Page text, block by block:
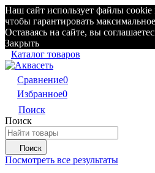
Наш сайт использует файлы
чтобы гарантировать
Оставаясь на сайте, вы
Закрыть
Каталог товаров
Сравнение0
Избранное0
Поиск
Поиск
Поиск
Посмотреть все результаты